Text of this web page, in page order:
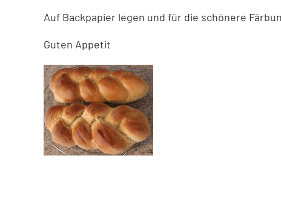
Auf Backpapier legen und für die schönere
Guten Appetit